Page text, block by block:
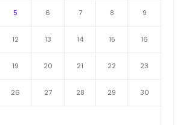
5 6 7 8 9
12 13 14 15 16
19 20 21 22 23
26 27 28 29 30